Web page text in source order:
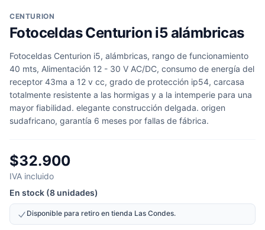
CENTURION
Fotoceldas Centurion i5 alámbricas
Fotoceldas Centurion i5, alámbricas, rango de funcionamiento
40 mts, Alimentación 12 - 30 V AC/DC, consumo de energía del
receptor 43ma a 12 v cc, grado de protección ip54, carcasa
totalmente resistente a las hormigas y a la intemperie para una
mayor fiabilidad. elegante construcción delgada. origen
sudafricano, garantía 6 meses por fallas de fábrica.
$32.900
IVA incluido
En stock (8 unidades)
Disponible para retiro en tienda Las Condes.